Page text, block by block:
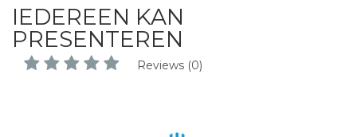
IEDEREEN KAN
PRESENTEREN
Reviews (0)